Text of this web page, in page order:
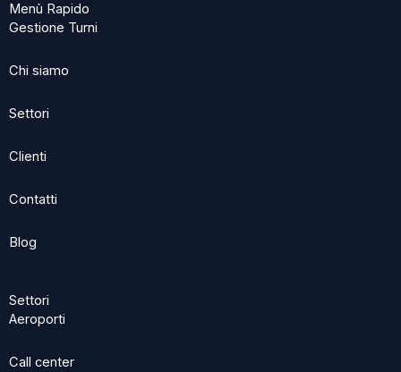
e
b
o
o
k
w
i
Menù Rapido
Gestione Turni
Chi siamo
Settori
Clienti
Contatti
Blog
Settori
Aeroporti
Call center